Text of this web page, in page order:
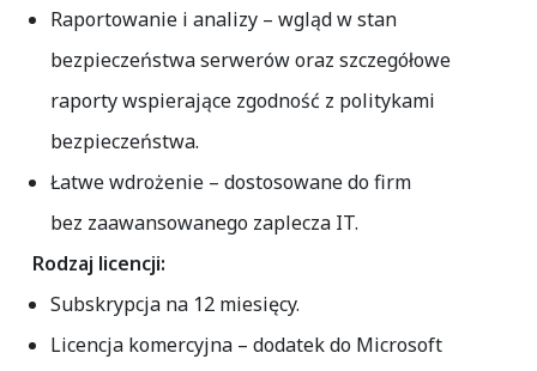
Raportowanie i analizy– wgląd w stan
bezpieczeństwa serwerów oraz szczegółowe
raporty wspierające zgodność z politykami
bezpieczeństwa.
Łatwe wdrożenie– dostosowane do firm
bez zaawansowanego zaplecza IT.
Rodzaj licencji:
Subskrypcja na 12 miesięcy.
Licencja komercyjna – dodatek do Microsoft